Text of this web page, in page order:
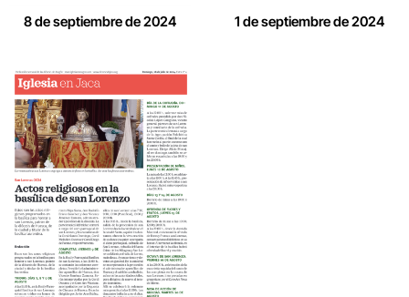
8 de septiembre de 2024 1 de septiembre de 2024